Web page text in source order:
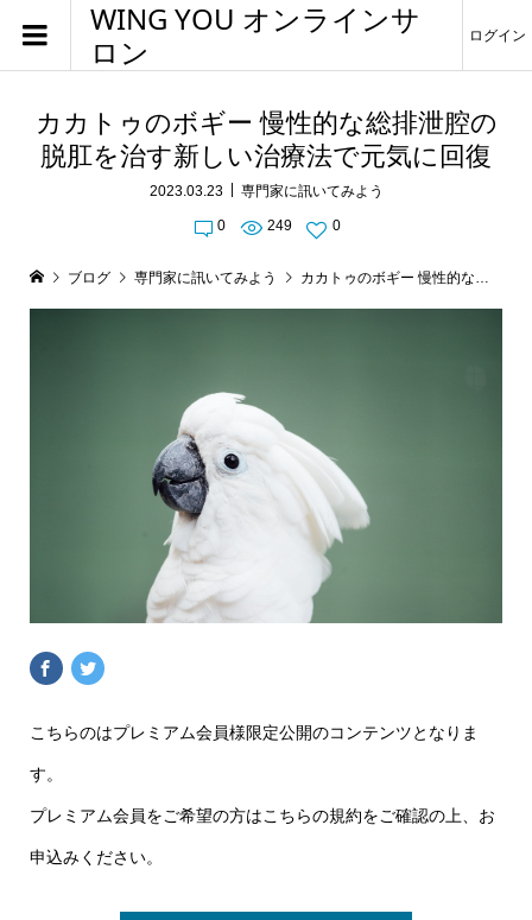
WING YOU オンラインサ
ロン
ログイン
カカトゥのボギー 慢性的な総排泄腔の
脱肛を治す新しい治療法で元気に回復
2023.03.23 専門家に訊いてみよう
0 249 0
ブログ 専門家に訊いてみよう カカトゥのボギー 慢性的な総排泄腔の脱肛を治す新しい治療法で元気に回復
こちらのはプレミアム会員様限定公開のコンテンツとなりま
す。
プレミアム会員をご希望の方はこちらの規約をご確認の上、お
申込みください。